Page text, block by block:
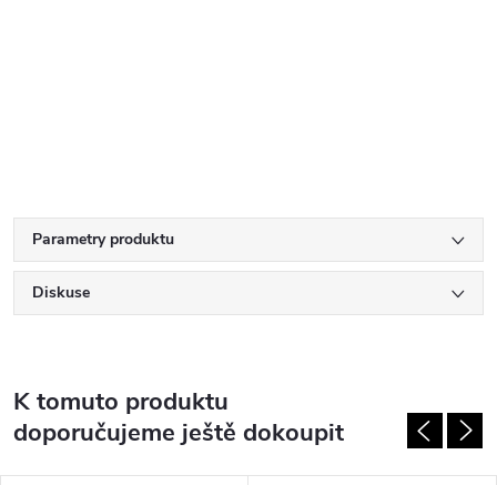
Parametry produktu
Diskuse
K tomuto produktu
doporučujeme ještě dokoupit